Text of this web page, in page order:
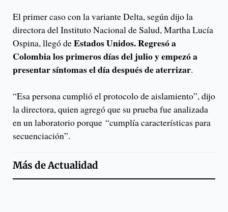
El primer caso con la variante Delta, según dijo la
directora del Instituto Nacional de Salud, Martha Lucía
Ospina, llegó deEstados Unidos. Regresó a
Colombia los primeros días del julio y empezó a
presentar síntomas el día después de aterrizar.
“Esa persona cumplió el protocolo de aislamiento”, dijo
la directora, quien agregó que su prueba fue analizada
en un laboratorio porque “cumplía características para
secuenciación”.
Más deActualidad